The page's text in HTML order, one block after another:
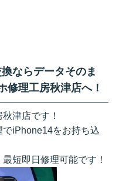
ならデータそのま
修理工房秋津店へ！
津店です！
iPhone14をお持ち込
短即日修理可能です！